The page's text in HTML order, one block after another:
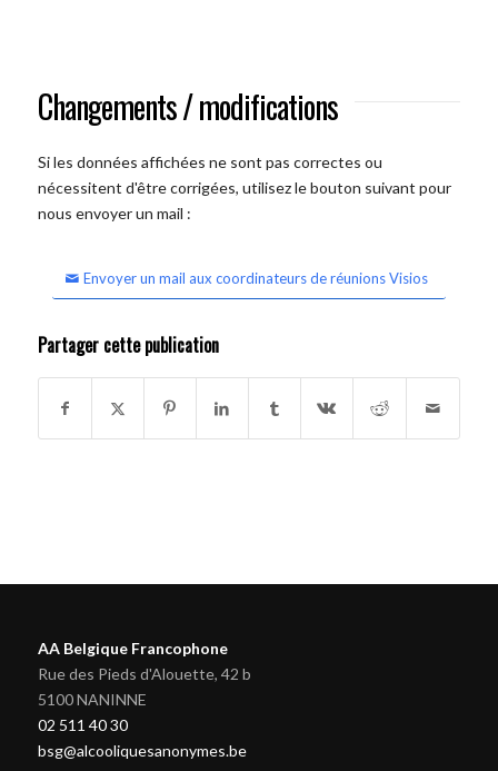
Changements / modifications
Si les données affichées ne sont pas correctes ou
nécessitent d'être corrigées, utilisez le bouton suivant pour
nous envoyer un mail :
Envoyer un mail aux coordinateurs de réunions Visios
Partager cette publication
AA Belgique Francophone
Rue des Pieds d'Alouette, 42 b
5100 NANINNE
02 511 40 30
bsg@alcooliquesanonymes.be